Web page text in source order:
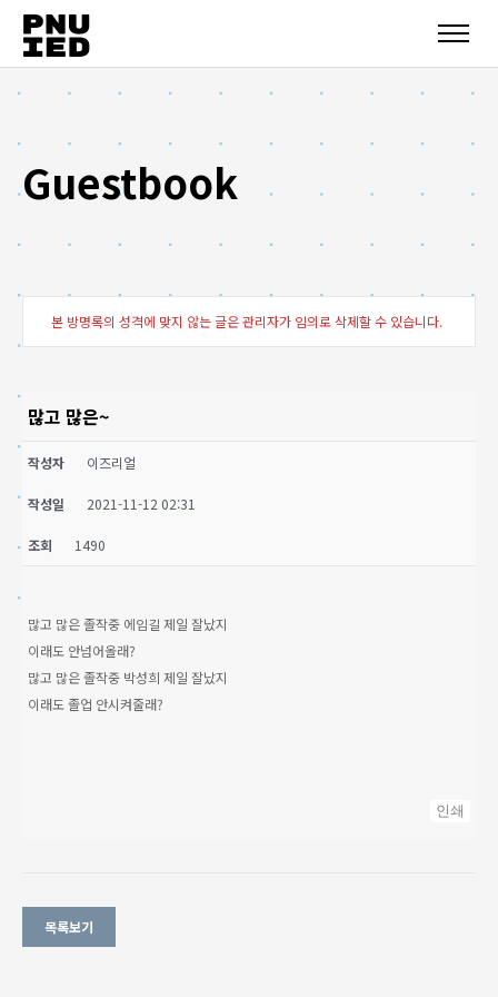
Guestbook
본 방명록의 성격에 맞지 않는 글은 관리자가 임의로 삭제할 수 있습니다.
많고 많은~
작성자 이즈리얼
작성일 2021-11-12 02:31
조회 1490
많고 많은 졸작중 에임길 제일 잘났지
이래도 안넘어올래?
많고 많은 졸작중 박성희 제일 잘났지
이래도 졸업 안시켜줄래?
인쇄
목록보기